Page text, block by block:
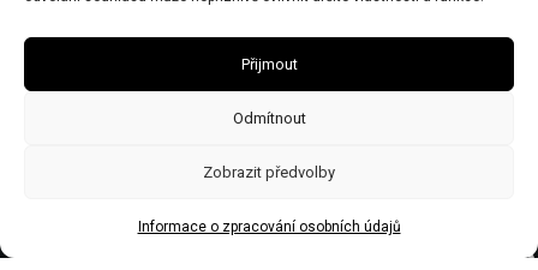
Přijmout
Odmítnout
Zobrazit předvolby
Informace o zpracování osobních údajů